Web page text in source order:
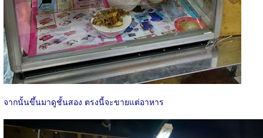
จากนั้นขึ้นมาดูชั้นสอง ตรงนี้จะขายแต่อาหาร